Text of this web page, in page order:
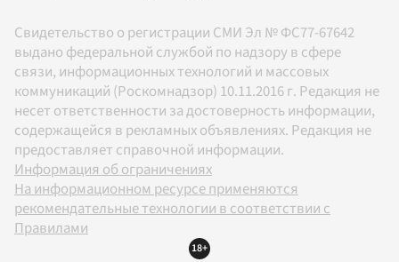
Свидетельство о регистрации СМИ Эл № ФС77-67642
выдано федеральной службой по надзору в сфере
связи, информационных технологий и массовых
коммуникаций (Роскомнадзор) 10.11.2016 г. Редакция не
несет ответственности за достоверность информации,
содержащейся в рекламных объявлениях. Редакция не
предоставляет справочной информации.
Информация об ограничениях
На информационном ресурсе применяются
рекомендательные технологии в соответствии с
Правилами
18+